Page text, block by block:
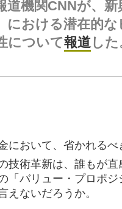
道機関CNNが、
における潜在的
について報道した
において、省かれる
技術革新は、誰もが直
「バリュー・プロポジ
えないだろうか。